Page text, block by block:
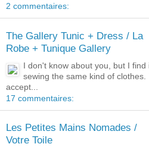
2 commentaires:
The Gallery Tunic + Dress / La
Robe + Tunique Gallery
I don't know about you, but I find
sewing the same kind of
accept...
17 commentaires:
Les Petites Mains Nomades /
Votre Toile